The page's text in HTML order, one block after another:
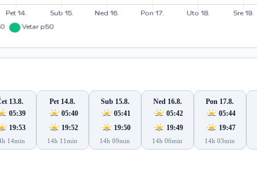
13.8.
05:39
19:53
14min
Pet 14.8.
05:40
19:52
14h 11min
Sub 15.8.
05:41
19:50
14h 09min
Ned 16.8.
05:42
19:49
14h 06min
Pon 17.8.
05:44
19:47
14h 03min